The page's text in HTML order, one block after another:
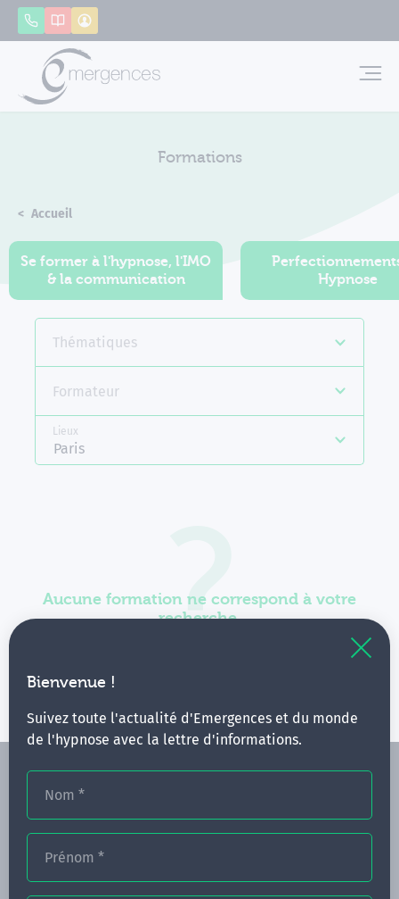
Bienvenue !
Suivez toute l'actualité d'Emergences et du monde
de l'hypnose avec la lettre d'informations.
Nom *
Prénom *
AppelerCatalogue
Formations
Accueil
Se former à l'hypnose, l'IMO
& la communication
Hypnose
Thématiques
Formateur
Lieux
Paris
Aucune formation ne correspond à votre
recherche.
Vous pouvez renouveler votre requête en élargissant
Panneau de gestion des cookies